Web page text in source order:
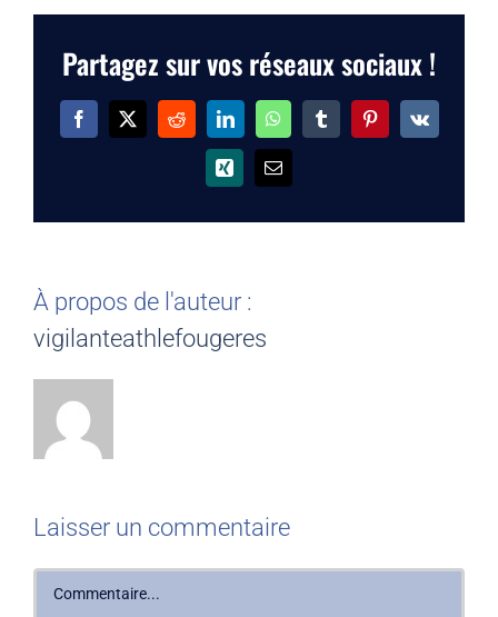
Partagez sur vos réseaux sociaux !
Facebook
X RedditLinkedInWhatsAppTumblrPinterest
Vk
Xing Email
À propos de l'auteur :
vigilanteathlefougeres
Laisser un commentaire
Commentaire